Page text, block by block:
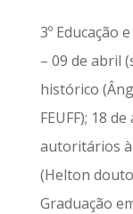
3º Educação
– 09 de abril
histórico
FEUFF); 18
autoritários à
(Helton
Graduação